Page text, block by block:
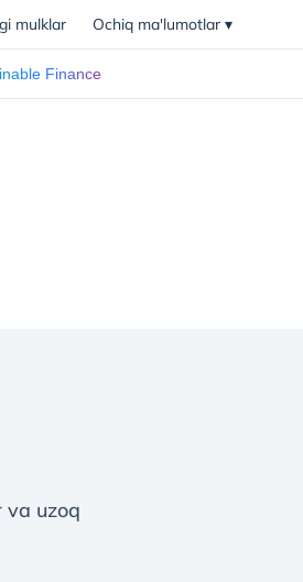
mulklar Ochiq ma'lumotlar ▾
Finance
va uzoq